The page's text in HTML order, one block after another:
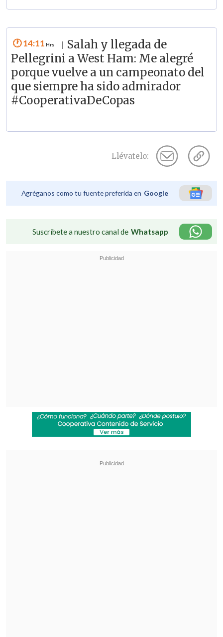
14:11
Salah y llegada de
Pellegrini a West Ham: Me alegré
porque vuelve a un campeonato del
que siempre ha sido admirador
#CooperativaDeCopas
Llévatelo:
Agréganos como tu fuente preferida en Google
Suscríbete a nuestro canal de Whatsapp